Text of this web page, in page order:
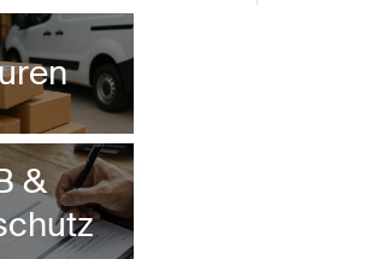
&